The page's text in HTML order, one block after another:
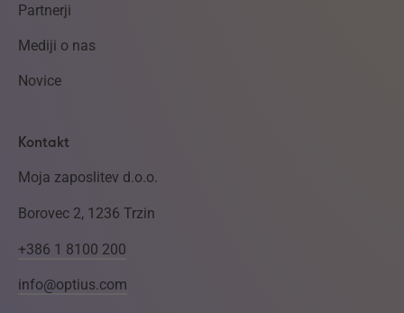
Partnerji
Mediji o nas
Novice
Kontakt
Moja zaposlitev d.o.o.
Borovec 2, 1236 Trzin
+386 1 8100 200
info@optius.com